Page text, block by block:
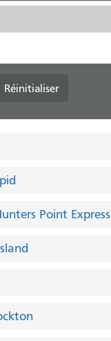
Réinitialiser
Point Express